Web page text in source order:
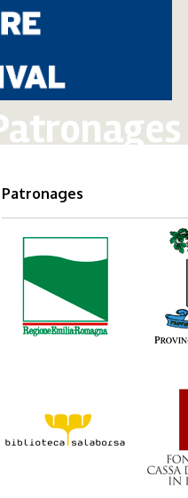
Patronages
er.png